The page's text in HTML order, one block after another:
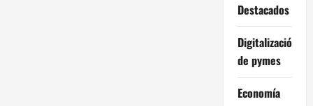
Destacados
Digitalización
de pymes
Economía